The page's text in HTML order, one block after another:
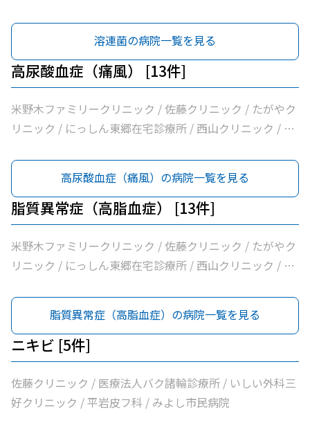
外科三好クリニック / みすクリニック / たきざわ胃腸科外
科 / 医療法人白宇会天王内科 / 永井医院 / みよし市民病院
溶連菌の病院一覧を見る
高尿酸血症（痛風） [13件]
米野木ファミリークリニック / 佐藤クリニック / たがやク
リニック / にっしん東郷在宅診療所 / 西山クリニック / 医
外科三好クリニック / みすクリニック / たきざわ胃腸科外
科 / 医療法人白宇会天王内科 / 永井医院 / みよし市民病院
高尿酸血症（痛風）の病院一覧を見る
脂質異常症（高脂血症） [13件]
米野木ファミリークリニック / 佐藤クリニック / たがやク
リニック / にっしん東郷在宅診療所 / 西山クリニック / 医
外科三好クリニック / みすクリニック / たきざわ胃腸科外
科 / 医療法人白宇会天王内科 / 永井医院 / みよし市民病院
脂質異常症（高脂血症）の病院一覧を見る
ニキビ [5件]
佐藤クリニック / 医療法人バク諸輪診療所 / いしい外科三
好クリニック / 平岩皮フ科 / みよし市民病院